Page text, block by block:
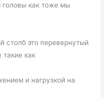
головы как тоже мы
столб это перевернутый
такие как
и нагрузкой на